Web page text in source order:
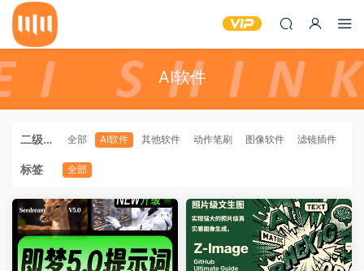
AI软件
二级分
全部 AI软件 其他软件 动作笔刷 图像软件 滤镜插件
标签 全部